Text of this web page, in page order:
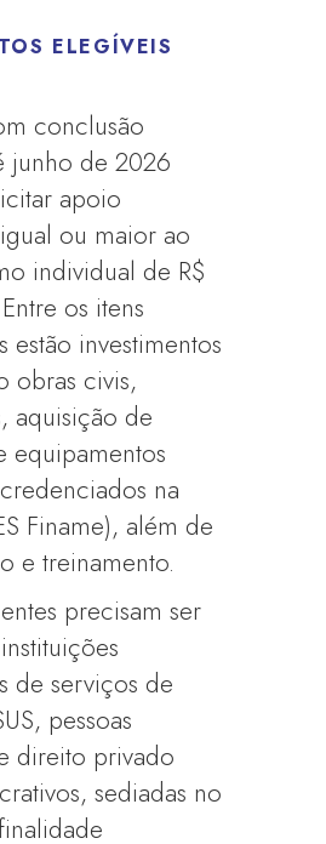
ELEGÍVEIS
conclusão
junho de 2026
apoio
ou maior ao
individual de R$
os itens
estão investimentos
obras civis,
aquisição de
equipamentos
na
Finame), além de
e treinamento.
precisam ser
de serviços de
pessoas
direito privado
sediadas no